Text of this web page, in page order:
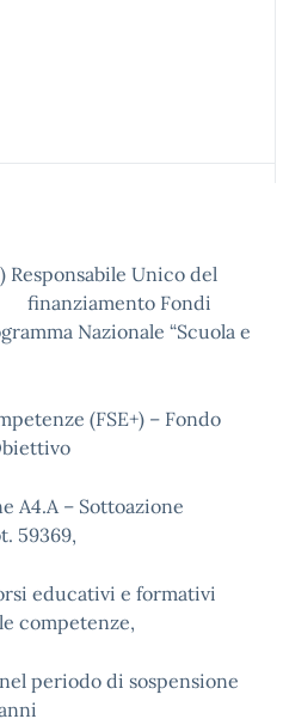
Responsabile Unico del
finanziamento Fondi
Nazionale “Scuola e
(FSE+) – Fondo
A4.A – Sottoazione
59369,
educativi e formativi
competenze,
periodo di sospensione